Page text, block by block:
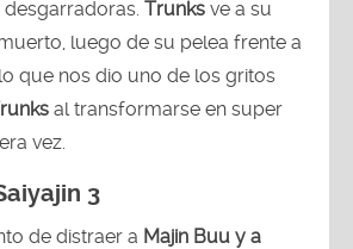
Trunks ve a su
luego de su pelea frente a
que nos dio uno de los gritos
al transformarse en super
vez.
3
de distraer a Majin Buu y a